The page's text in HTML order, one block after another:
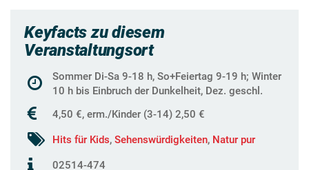
Keyfacts zu diesem
Veranstaltungsort
Sommer Di-Sa 9-18 h, So+Feiertag 9-19 h; Winter
10 h bis Einbruch der Dunkelheit, Dez. geschl.
4,50 €, erm./Kinder (3-14) 2,50 €
Hits für Kids, Sehenswürdigkeiten, Natur pur
02514-474